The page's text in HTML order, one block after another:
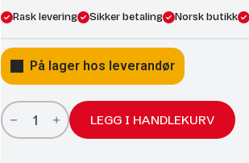
Rask levering Sikker betaling Norsk butikk
På lager hos leverandør
Gassfjærer
Arctic
22/10;
LEGG I HANDLEKURV